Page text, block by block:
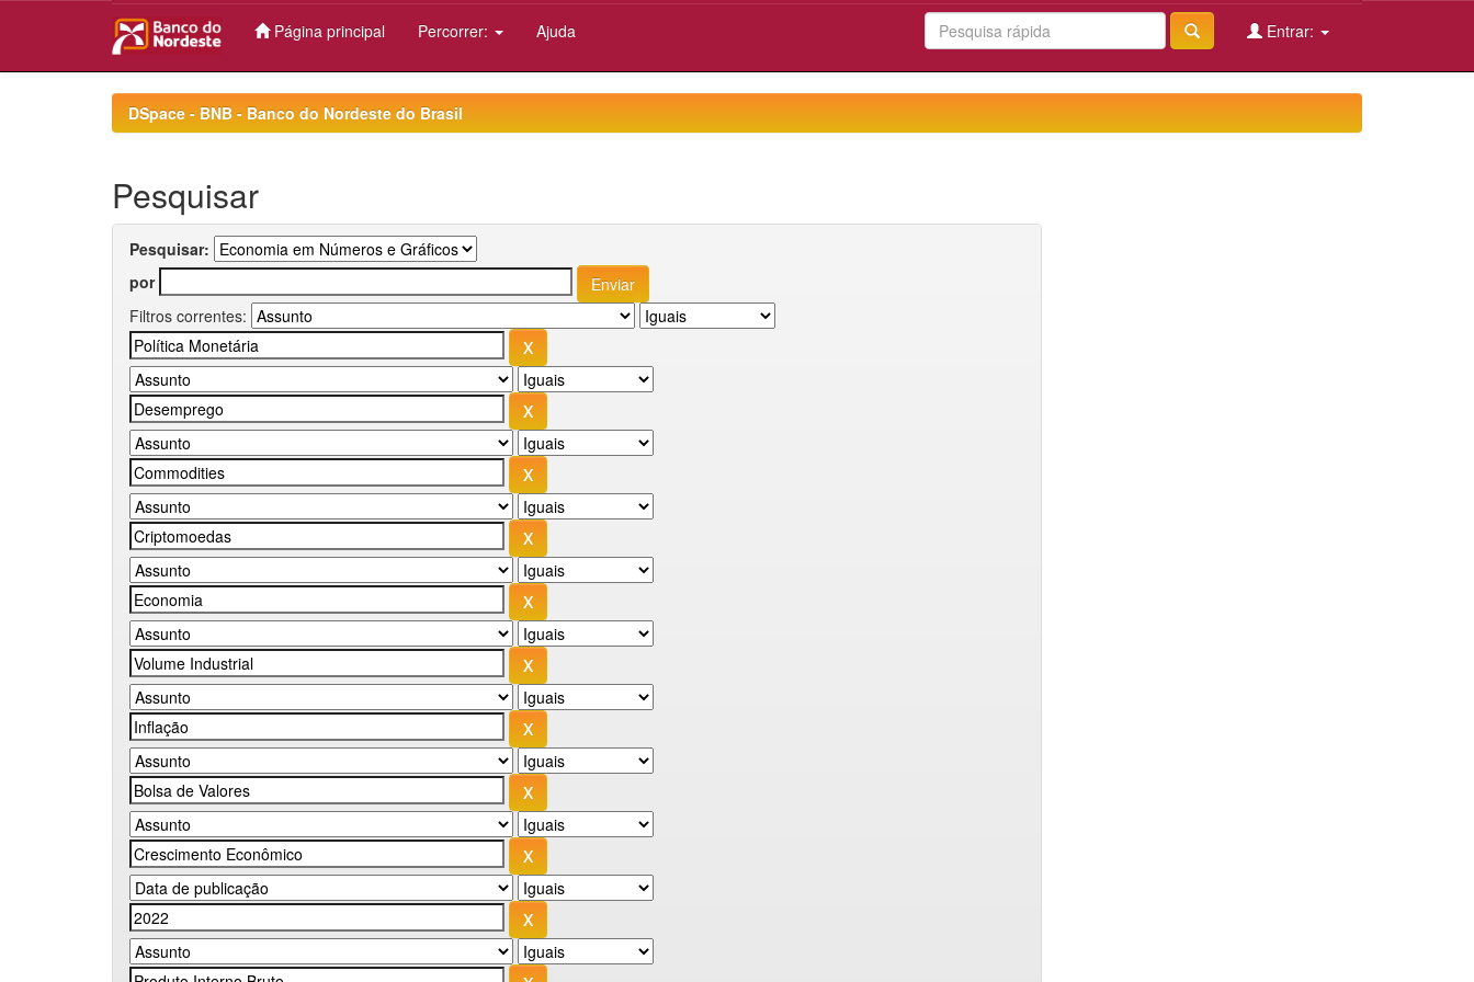
Página principal Percorrer: Ajuda Entrar:
DSpace - BNB - Banco do Nordeste do Brasil
Pesquisar
Pesquisar:
por
Filtros correntes: